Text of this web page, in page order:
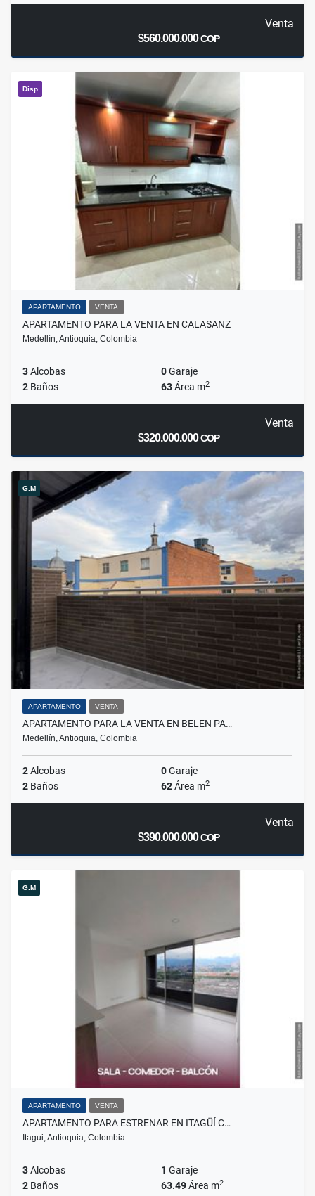
Venta
$560.000.000COP
Disp
APARTAMENTO VENTA
APARTAMENTO PARA LA VENTA EN CALASANZ
Medellín, Antioquia, Colombia
3Alcobas 0Garaje
2 Baños 63Área m2
Venta
$320.000.000COP
G.M
APARTAMENTO VENTA
APARTAMENTO PARA LA VENTA EN BELEN PA…
Medellín, Antioquia, Colombia
2Alcobas 0Garaje
2 Baños 62Área m2
Venta
$390.000.000COP
G.M
APARTAMENTO VENTA
APARTAMENTO PARA ESTRENAR EN ITAGÜÍ C…
Itagui, Antioquia, Colombia
3Alcobas 1 Garaje
2 Baños 63.49Área m2